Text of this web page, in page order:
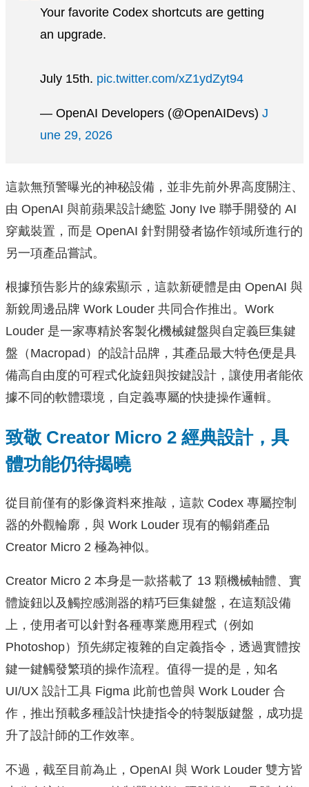
Your favorite Codex shortcuts are getting
an upgrade.
July 15th. pic.twitter.com/xZ1ydZyt94
— OpenAI Developers (@OpenAIDevs) J
une 29, 2026
這款無預警曝光的神秘設備，並非先前外界高度關注、
由 OpenAI 與前蘋果設計總監 Jony Ive 聯手開發的 AI
穿戴裝置，而是 OpenAI 針對開發者協作領域所進行的
另一項產品嘗試。
根據預告影片的線索顯示，這款新硬體是由 OpenAI 與
新銳周邊品牌 Work Louder 共同合作推出。Work
Louder 是一家專精於客製化機械鍵盤與自定義巨集鍵
盤（Macropad）的設計品牌，其產品最大特色便是具
備高自由度的可程式化旋鈕與按鍵設計，讓使用者能依
據不同的軟體環境，自定義專屬的快捷操作邏輯。
致敬 Creator Micro 2 經典設計，具
體功能仍待揭曉
從目前僅有的影像資料來推敲，這款 Codex 專屬控制
器的外觀輪廓，與 Work Louder 現有的暢銷產品
Creator Micro 2 極為神似。
Creator Micro 2 本身是一款搭載了 13 顆機械軸體、實
體旋鈕以及觸控感測器的精巧巨集鍵盤，在這類設備
上，使用者可以針對各種專業應用程式（例如
Photoshop）預先綁定複雜的自定義指令，透過實體按
鍵一鍵觸發繁瑣的操作流程。值得一提的是，知名
UI/UX 設計工具 Figma 此前也曾與 Work Louder 合
作，推出預載多種設計快捷指令的特製版鍵盤，成功提
升了設計師的工作效率。
不過，截至目前為止，OpenAI 與 Work Louder 雙方皆